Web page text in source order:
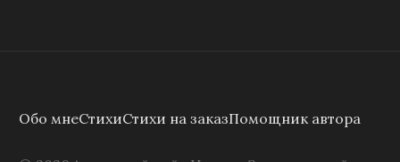
Обо мнеСтихиСтихи на заказПомощник автора